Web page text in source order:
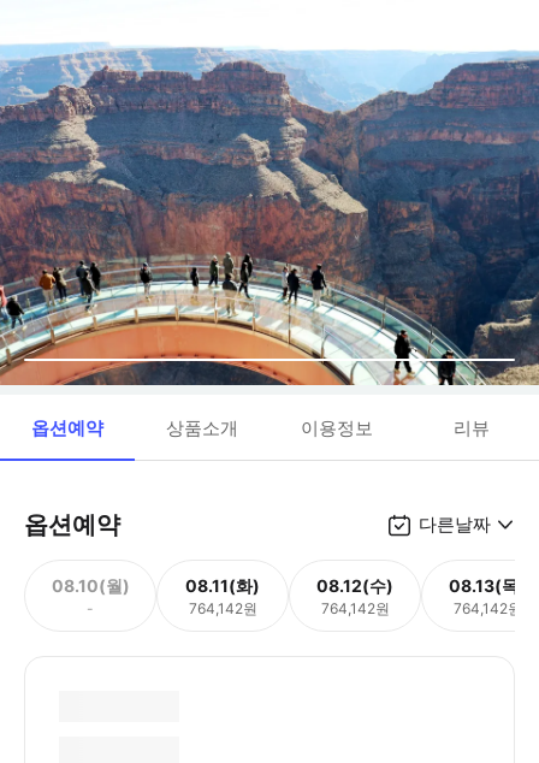
옵션예약 상품소개 이용정보 리뷰
옵션예약 다른날짜
08.10(월)
-
08.11(화)
764,142원
08.12(수)
764,142원
08.13(목)
764,142원